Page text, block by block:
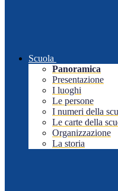
Scuola
Panoramica
Presentazione
I luoghi
Le persone
I numeri della
Le carte della
Organizzazione
La storia